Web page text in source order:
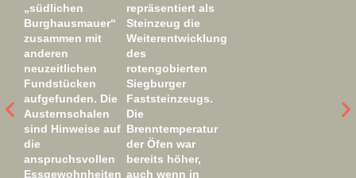
„südlichen
Burghausmauer“
zusammen mit
anderen
neuzeitlichen
Fundstücken
aufgefunden. Die
Austernschalen
sind Hinweise auf
die
anspruchsvollen
Essgewohnheiten
repräsentiert als
Steinzeug die
Weiterentwicklung
des
rotengobierten
Siegburger
Faststeinzeugs.
Die
Brenntemperatur
der Öfen war
bereits höher,
auch wenn in